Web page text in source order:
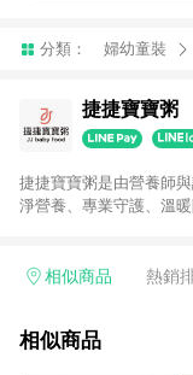
分類： 婦幼童裝
捷捷寶寶粥
捷捷寶寶粥是由營養師
淨營養、專業守護、溫
找外包公司代工產品，
料理的營養好粥，能成
相似商品 熱銷
相似商品